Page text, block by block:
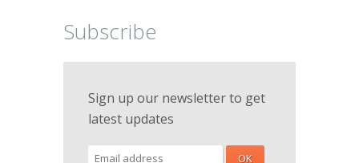
Subscribe
Sign up our newsletter to get
latest updates